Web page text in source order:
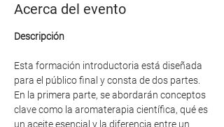
Acerca del evento
Descripción
Esta formación introductoria está diseñada
para el público final y consta de dos partes.
En la primera parte, se abordarán conceptos
clave como la aromaterapia científica, qué es
un aceite esencial y la diferencia entre un